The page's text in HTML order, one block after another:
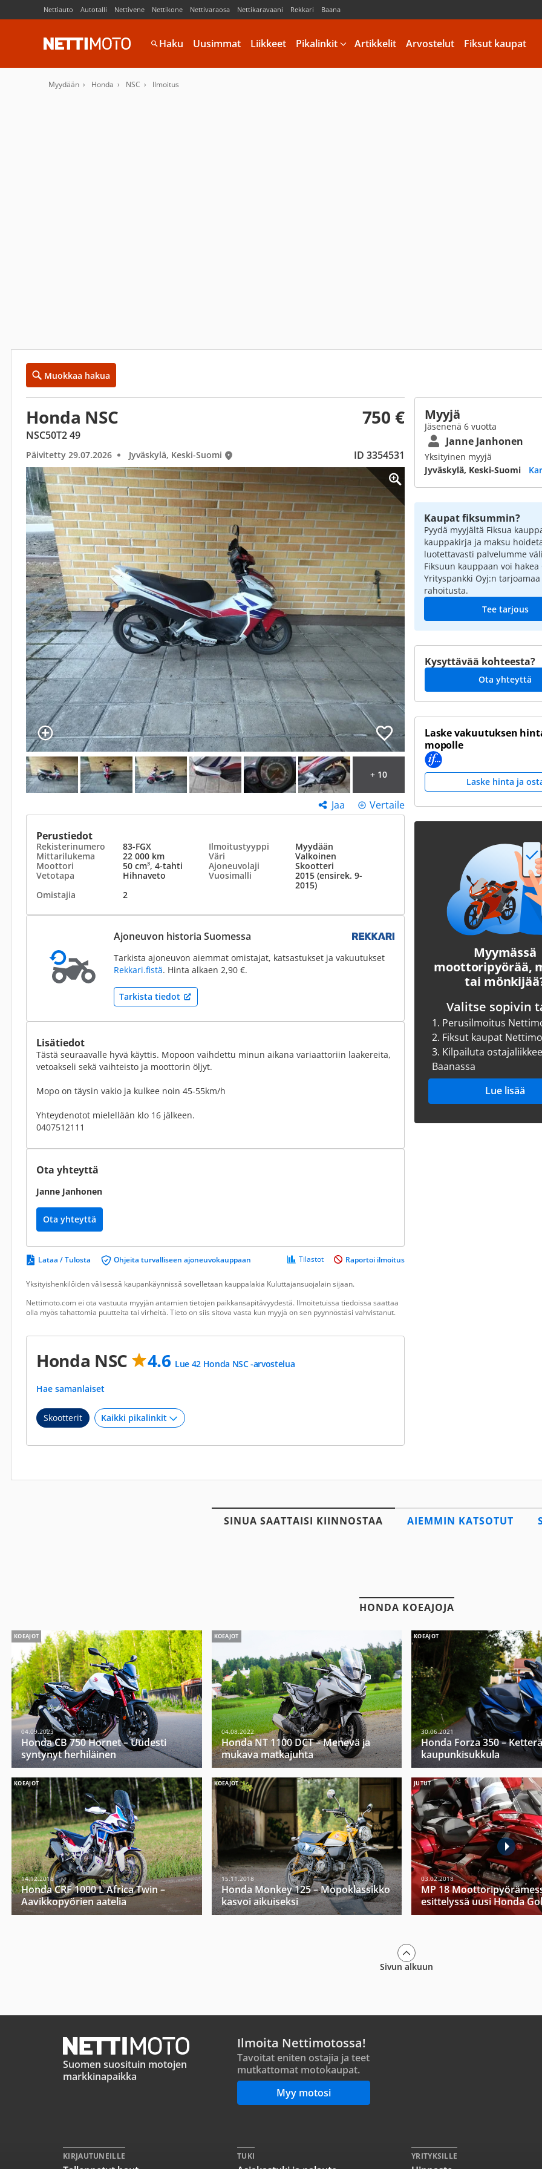
Nettiauto Autotalli Nettivene Nettikone Nettivaraosa Nettikaravaani Rekkari Baana
Haku Uusimmat Liikkeet Pikalinkit Artikkelit Arvostelut Fiksut kaupat
Myydään Honda NSC Ilmoitus
Muokkaa hakua
Honda NSC 750 €
NSC50T2 49
Päivitetty 29.07.2026 Jyväskylä, Keski-Suomi ID 3354531
+ 10
Jaa Vertaile
Perustiedot
Rekisterinumero 83-FGX Ilmoitustyyppi
Myydään
Mittarilukema
22 000 km Väri
Valkoinen
Moottori
50 cm³, 4-tahti Ajoneuvolaji
Skootteri
Vetotapa
Hihnaveto Vuosimalli
2015 (ensirek. 9-
2015)
Omistajia
2
Ajoneuvon historia Suomessa
Tarkista ajoneuvon aiemmat omistajat, katsastukset ja vakuutukset
Rekkari.fistä. Hinta alkaen 2,90 €.
Tarkista tiedot
Lisätiedot
Tästä seuraavalle hyvä käyttis. Mopoon vaihdettu minun aikana variaattoriin laakereita,
vetoakseli sekä vaihteisto ja moottorin öljyt.
Mopo on täysin vakio ja kulkee noin 45-55km/h
Yhteydenotot mielellään klo 16 jälkeen.
0407512111
Ota yhteyttä
Janne Janhonen
Ota yhteyttä
Lataa / Tulosta Ohjeita turvalliseen ajoneuvokauppaan Tilastot Raportoi ilmoitus
Yksityishenkilöiden välisessä kaupankäynnissä sovelletaan kauppalakia Kuluttajansuojalain sijaan.
Nettimoto.com ei ota vastuuta myyjän antamien tietojen paikkansapitävyydestä. Ilmoitetuissa tiedoissa saattaa
olla myös tahattomia puutteita tai virheitä. Tieto on siis sitova vasta kun myyjä on sen pyynnöstäsi vahvistanut.
Honda NSC 4.6 Lue 42 Honda NSC -arvostelua
Hae samanlaiset
Skootterit
Myyjä
Jäsenenä 6 vuotta
Janne Janhonen
Yksityinen myyjä
Jyväskylä, Keski-Suomi
Kaupat fiksummin?
Pyydä myyjältä Fiksua
kauppakirja ja maksu
luotettavasti palvelumme
Fiksuun kauppaan voi hakea
Yrityspankki Oyj:n tarjoamaa
rahoitusta.
Tee tarjous
Kysyttävää kohteesta?
Ota yhteyttä
Laske vakuutuksen
mopolle
Laske hinta ja
Myymässä
moottoripyörää,
tai
Valitse sopivin
1. Perusilmoitus
2. Fiksut kaupat
3. Kilpailuta
Baanassa
Lue lisää
SINUA SAATTAISI KIINNOSTAA AIEMMIN KATSOTUT
HONDA KOEAJOJA
KOEAJOT
04.09.2023
Honda CB 750 Hornet – Uudesti
syntynyt herhiläinen
KOEAJOT
04.08.2022
Honda NT 1100 DCT – Menevä ja
mukava matkajuhta
KOEAJOT
30.06.2021
Honda Forza 350 – Ketterä
kaupunkisukkula
KOEAJOT
14.12.2018
Honda CRF 1000 L Africa Twin –
Aavikkopyörien aatelia
KOEAJOT
15.11.2018
Honda Monkey 125 – Mopoklassikko
kasvoi aikuiseksi
JUTUT
03.02.2018
MP 18
esittelyssä uusi Honda
Sivun alkuun
Suomen suosituin motojen
markkinapaikka
Ilmoita Nettimotossa!
Tavoitat eniten ostajia ja teet
mutkattomat motokaupat.
Myy motosi
KIRJAUTUNEILLE TUKI YRITYKSILLE